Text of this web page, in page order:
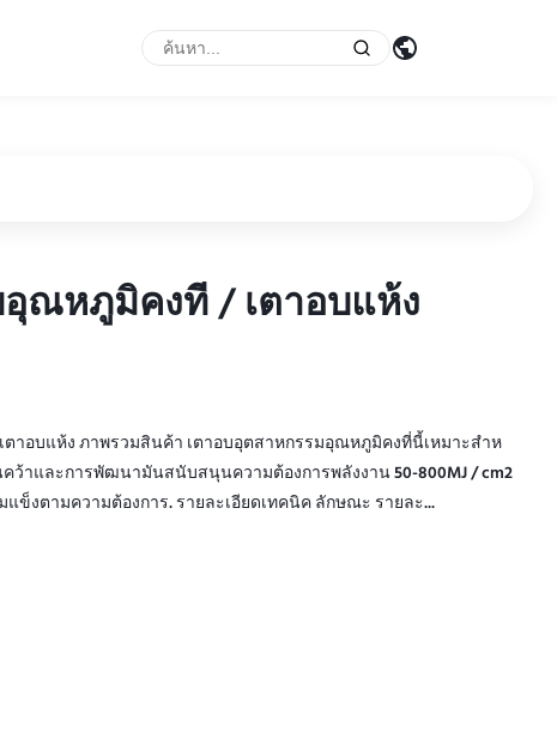
อุณหภูมิคงที่ / เตาอบแห้ง
อุณหภูมิคงที่ / เตาอบแห้ง
ตาอบแห้ง ภาพรวมสินค้า เตาอบอุตสาหกรรมอุณหภูมิคงที่นี้เหมาะสําห
าและการพัฒนามันสนับสนุนความต้องการพลังงาน 50-800MJ / cm2
งตามความต้องการ. รายละเอียดเทคนิค ลักษณะ รายละ...